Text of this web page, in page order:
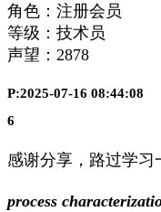
角色：注册会员
等级：技术员
声望： 2878
P:2025-07-16 08:44:08
6
感谢分享，路过学习
process